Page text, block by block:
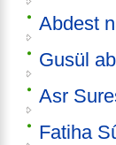
Abdest
Gusül
Asr
Fatiha